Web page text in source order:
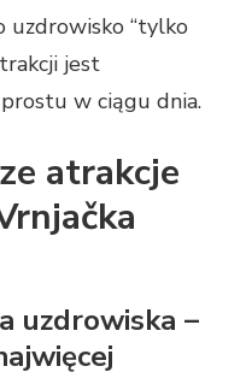
uzdrowisko “tylko
jest
w ciągu dnia.
atrakcje
uzdrowiska –